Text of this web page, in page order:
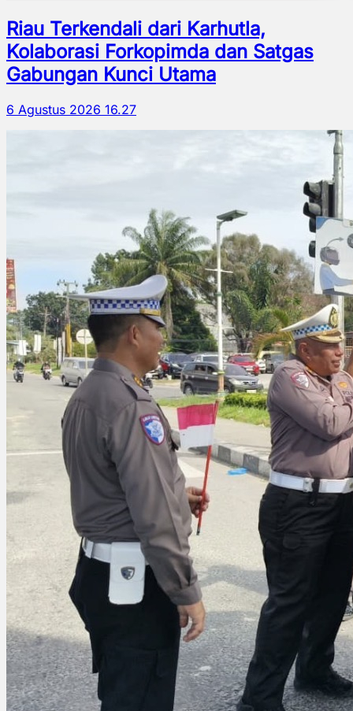
Riau Terkendali dari Karhutla,
Kolaborasi Forkopimda dan Satgas
Gabungan Kunci Utama
6 Agustus 2026 16.27